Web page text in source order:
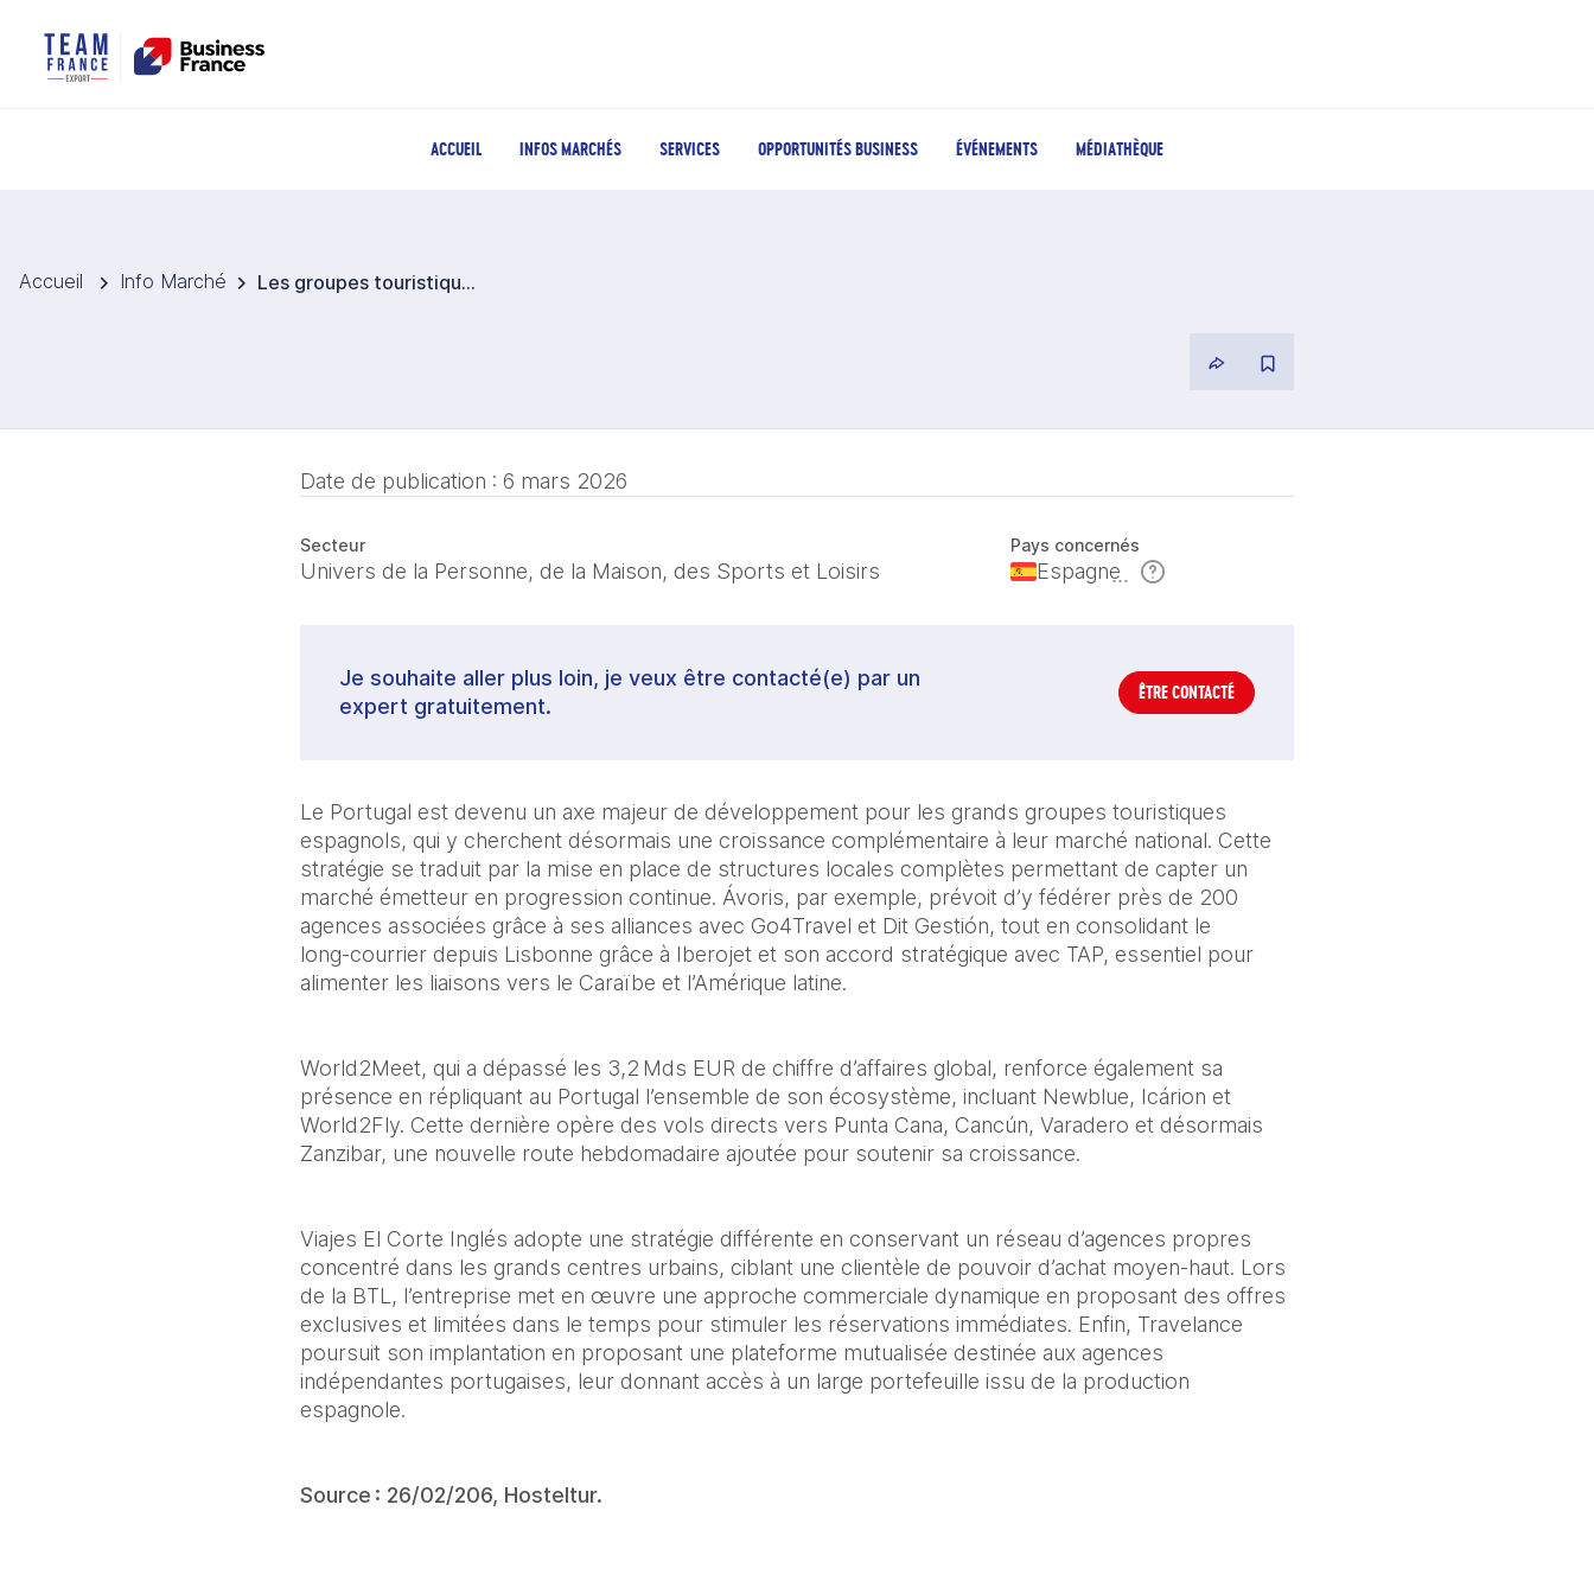
ACCUEIL INFOS MARCHÉS SERVICES OPPORTUNITÉS BUSINESS ÉVÉNEMENTS MÉDIATHÈQUE
Accueil Info Marché Les groupes touristiques espagnols accélèrent leur implantation au Portugal
Date de publication : 6 mars 2026
Secteur
Univers de la Personne, de la Maison, des Sports et Loisirs
Pays concernés
Espagne
Je souhaite aller plus loin, je veux être contacté(e) par un
expert gratuitement.
ÊTRE CONTACTÉ
Le Portugal est devenu un axe majeur de développement pour les grands groupes touristiques
espagnols, qui y cherchent désormais une croissance complémentaire à leur marché national. Cette
stratégie se traduit par la mise en place de structures locales complètes permettant de capter un
marché émetteur en progression continue. Ávoris, par exemple, prévoit d’y fédérer près de 200
agences associées grâce à ses alliances avec Go4Travel et Dit Gestión, tout en consolidant le
long‑courrier depuis Lisbonne grâce à Iberojet et son accord stratégique avec TAP, essentiel pour
alimenter les liaisons vers le Caraïbe et l’Amérique latine.
World2Meet, qui a dépassé les 3,2 Mds EUR de chiffre d’affaires global, renforce également sa
présence en répliquant au Portugal l’ensemble de son écosystème, incluant Newblue, Icárion et
World2Fly. Cette dernière opère des vols directs vers Punta Cana, Cancún, Varadero et désormais
Zanzibar, une nouvelle route hebdomadaire ajoutée pour soutenir sa croissance.
Viajes El Corte Inglés adopte une stratégie différente en conservant un réseau d’agences propres
concentré dans les grands centres urbains, ciblant une clientèle de pouvoir d’achat moyen‑haut. Lors
de la BTL, l’entreprise met en œuvre une approche commerciale dynamique en proposant des offres
exclusives et limitées dans le temps pour stimuler les réservations immédiates. Enfin, Travelance
poursuit son implantation en proposant une plateforme mutualisée destinée aux agences
indépendantes portugaises, leur donnant accès à un large portefeuille issu de la production
espagnole.
Source : 26/02/206, Hosteltur.